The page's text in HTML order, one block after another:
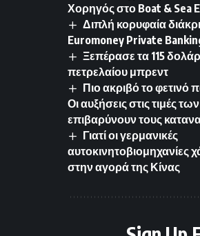
Χορηγός στο Boat & Sea
Διπλή κορυφαία
Euromoney Private
Ξεπέρασε τα 115
πετρελαίου μπρεντ
Πιο ακριβό το φετινό
Οι αυξήσεις στις τιμές
επιβαρύνουν τους
Γιατί οι γερμανικές
αυτοκινητοβιομηχανίες
στην αγορά της Κίνας